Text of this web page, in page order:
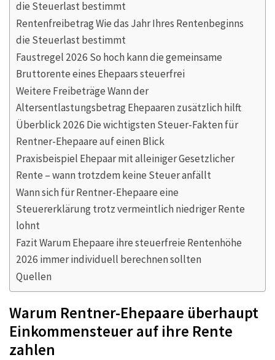
die Steuerlast bestimmt
Rentenfreibetrag Wie das Jahr Ihres Rentenbeginns
die Steuerlast bestimmt
Faustregel 2026 So hoch kann die gemeinsame
Bruttorente eines Ehepaars steuerfrei
Weitere Freibeträge Wann der
Altersentlastungsbetrag Ehepaaren zusätzlich hilft
Überblick 2026 Die wichtigsten Steuer-Fakten für
Rentner-Ehepaare auf einen Blick
Praxisbeispiel Ehepaar mit alleiniger Gesetzlicher
Rente – wann trotzdem keine Steuer anfällt
Wann sich für Rentner-Ehepaare eine
Steuererklärung trotz vermeintlich niedriger Rente
lohnt
Fazit Warum Ehepaare ihre steuerfreie Rentenhöhe
2026 immer individuell berechnen sollten
Quellen
Warum Rentner-Ehepaare überhaupt
Einkommensteuer auf ihre Rente
zahlen